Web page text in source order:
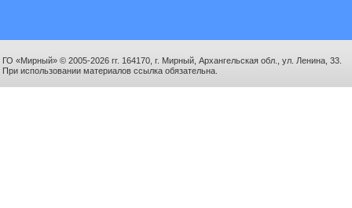
ГО «Мирный» © 2005-2026 гг. 164170, г. Мирный, Архангельская обл., ул. Ленина, 33.
При использовании материалов ссылка обязательна.